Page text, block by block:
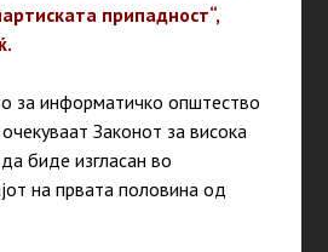
припадност“,
за информатичко општество
Законот за висока
биде изгласан во
на првата половина од